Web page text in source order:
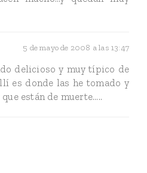
5 de mayo de 2008 a las 13:47
delicioso y muy típico de
es donde las he tomado y
están de muerte.....